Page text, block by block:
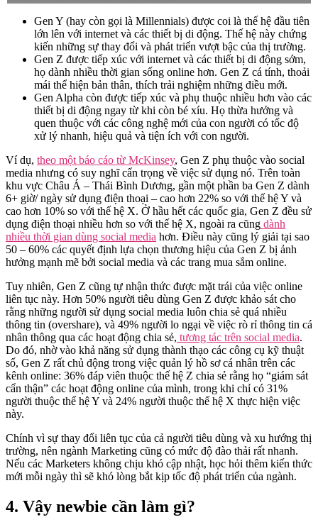
Gen Y (hay còn gọi là Millennials) được coi là thế hệ đầu tiên
lớn lên với internet và các thiết bị di động. Thế hệ này chứng
kiến những sự thay đổi và phát triển vượt bậc của thị trường.
Gen Z được tiếp xúc với internet và các thiết bị di động sớm,
họ dành nhiều thời gian sống online hơn. Gen Z cá tính, thoải
mái thể hiện bản thân, thích trải nghiệm những điều mới.
Gen Alpha còn được tiếp xúc và phụ thuộc nhiều hơn vào các
thiết bị di động ngay từ khi còn bé xíu. Họ thừa hưởng và
quen thuộc với các công nghệ mới của con người có tốc độ
xử lý nhanh, hiệu quả và tiện ích với con người.
Ví dụ, theo một báo cáo từ McKinsey, Gen Z phụ thuộc vào social
media nhưng có suy nghĩ cẩn trọng về việc sử dụng nó. Trên toàn
khu vực Châu Á – Thái Bình Dương, gần một phần ba Gen Z dành
6+ giờ/ ngày sử dụng điện thoại – cao hơn 22% so với thế hệ Y và
cao hơn 10% so với thế hệ X. Ở hầu hết các quốc gia, Gen Z đều sử
dụng điện thoại nhiều hơn so với thế hệ X, ngoài ra cũng dành
nhiều thời gian dùng social media hơn. Điều này cũng lý giải tại sao
50 – 60% các quyết định lựa chọn thương hiệu của Gen Z bị ảnh
hưởng mạnh mẽ bởi social media và các trang mua sắm online.
Tuy nhiên, Gen Z cũng tự nhận thức được mặt trái của việc online
liên tục này. Hơn 50% người tiêu dùng Gen Z được khảo sát cho
rằng những người sử dụng social media luôn chia sẻ quá nhiều
thông tin (overshare), và 49% người lo ngại về việc rò rỉ thông tin cá
nhân thông qua các hoạt động chia sẻ, tương tác trên social media.
Do đó, nhờ vào khả năng sử dụng thành thạo các công cụ kỹ thuật
số, Gen Z rất chủ động trong việc quản lý hồ sơ cá nhân trên các
kênh online: 36% đáp viên thuộc thế hệ Z chia sẻ rằng họ “giám sát
cẩn thận” các hoạt động online của mình, trong khi chỉ có 31%
người thuộc thế hệ Y và 24% người thuộc thế hệ X thực hiện việc
này.
Chính vì sự thay đổi liên tục của cả người tiêu dùng và xu hướng thị
trường, nên ngành Marketing cũng có mức độ đào thải rất nhanh.
Nếu các Marketers không chịu khó cập nhật, học hỏi thêm kiến thức
mới mỗi ngày thì sẽ khó lòng bắt kịp tốc độ phát triển của ngành.
4. Vậy newbie cần làm gì?